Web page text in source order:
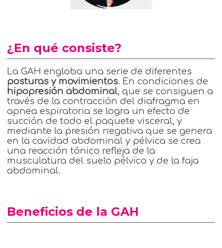
¿En qué consiste?
La GAH engloba una serie de diferentes
posturas y movimientos. En condiciones de
hipopresión abdominal, que se consiguen a
través de la contracción del diafragma en
apnea espiratoria se logra un efecto de
succión de todo el paquete visceral, y
mediante la presión negativa que se genera
en la cavidad abdominal y pélvica se crea
una reacción tónico refleja de la
musculatura del suelo pélvico y de la faja
abdominal.
Beneficios de la GAH